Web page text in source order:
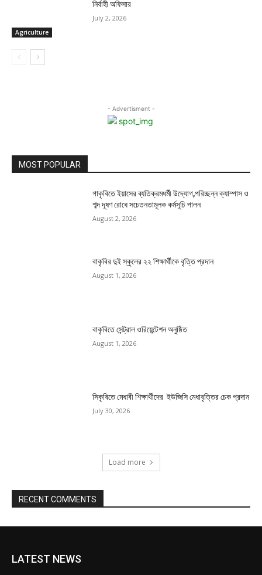
Agriculture
নির্বাহী অফিসার
July 2, 2026
- Advertisment -
MOST POPULAR
গাকৃবিতে ইয়াসের ব্যতিক্রমধর্মী উদ্যোগ,পরিচ্ছন্ন ক্যাম্পাস ও
শব্দ দূষণ রোধে সচেতনতামূলক কর্মসূচি পালন
August 2, 2026
বাকৃবির দুই স্কুলের ২২ শিক্ষার্থীকে বৃত্তি প্রদান
August 1, 2026
বাকৃবিতে সেন্ট্রাল ওরিয়েন্টেশন অনুষ্ঠিত
August 1, 2026
সিকৃবিতে মেধাবী শিক্ষার্থীদের ইউজিসি মেধাবৃত্তির চেক প্রদান
July 30, 2026
Load more
RECENT COMMENTS
LATEST NEWS